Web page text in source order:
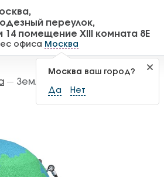
переулок,
14 помещение XIII комната 8Е
офиса Москва
Москва ваш город?
Да Нет
— Земля ГЕО-1.43